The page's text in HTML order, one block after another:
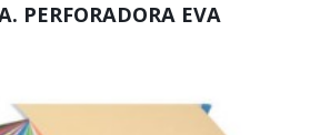
PERFORADORA EVA